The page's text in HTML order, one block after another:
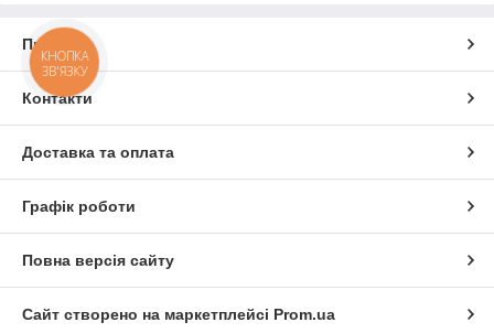
Про нас
Контакти
Доставка та оплата
Графік роботи
Повна версія сайту
Сайт створено на маркетплейсі Prom.ua
КНОПКА
ЗВ'ЯЗКУ